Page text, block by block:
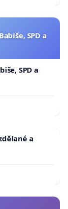
SPD a
SPD a
a